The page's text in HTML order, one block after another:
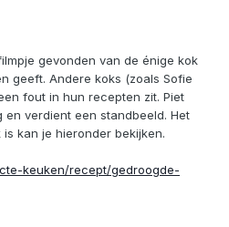
gevonden van de énige kok
geeft. Andere koks (zoals Sofie
fout in hun recepten zit. Piet
verdient een standbeeld. Het
kan je hieronder bekijken.
keuken/recept/gedroogde-